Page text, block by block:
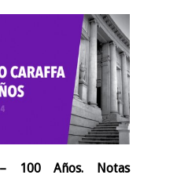
100 Años. Notas